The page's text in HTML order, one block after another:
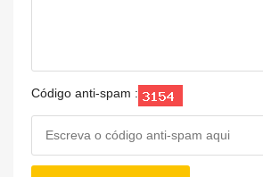
Código anti-spam :